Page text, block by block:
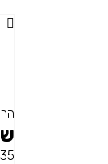
35, מרכזים 2001 (כניסה D)